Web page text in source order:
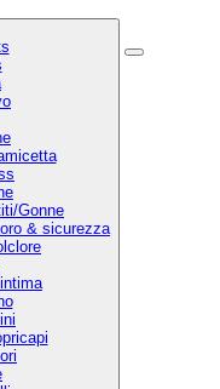
Gonne
& sicurezza